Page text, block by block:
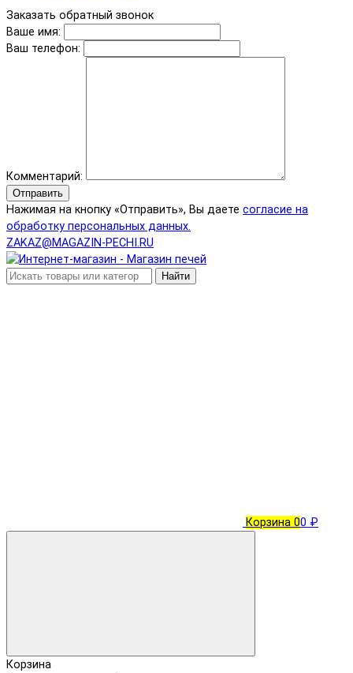
Заказать обратный звонок
Ваше имя:
Ваш телефон:
Комментарий:
Отправить
Нажимая на кнопку «Отправить», Вы даете согласие на
обработку персональных данных.
ZAKAZ@MAGAZIN-PECHI.RU
Найти
Корзина 00 ₽
Корзина